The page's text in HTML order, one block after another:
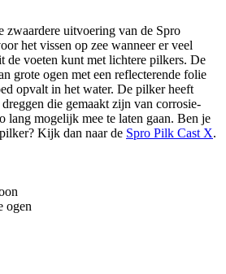
zwaardere uitvoering van de Spro
het vissen op zee wanneer er veel
de voeten kunt met lichtere pilkers. De
grote ogen met een reflecterende folie
opvalt in het water. De pilker heeft
die gemaakt zijn van corrosie-
lang mogelijk mee te laten gaan. Ben je
Kijk dan naar de Spro Pilk Cast X.
ogen